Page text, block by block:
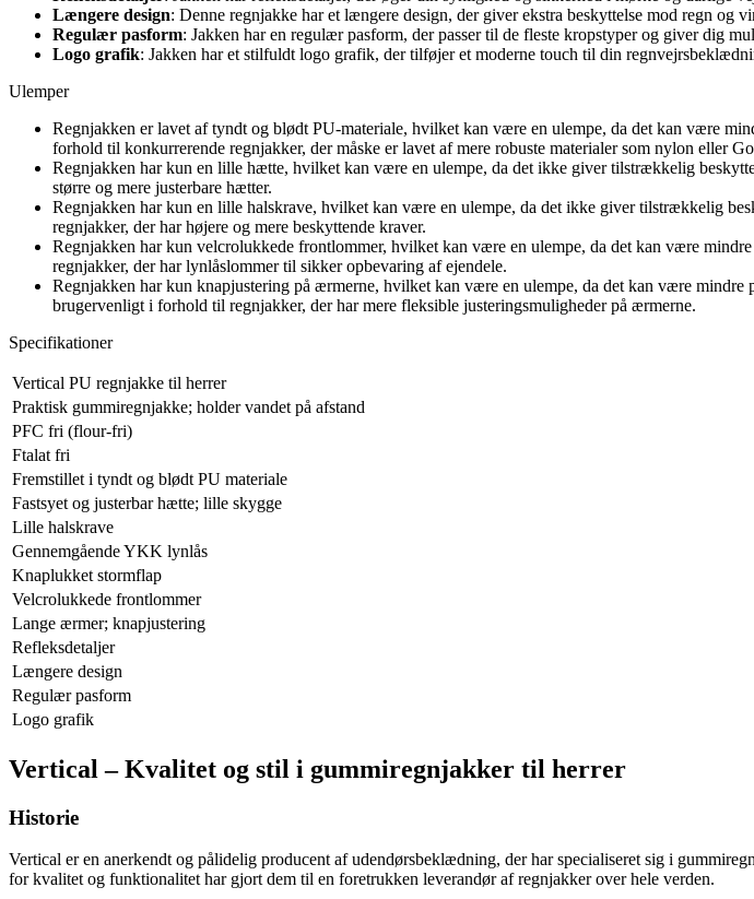
Længere design: Denne regnjakke har et længere design, der giver ekstra beskyttelse mod regn og
Regulær pasform: Jakken har en regulær pasform, der passer til de fleste kropstyper og giver dig
Logo grafik: Jakken har et stilfuldt logo grafik, der tilføjer et moderne touch til din
Ulemper
Regnjakken er lavet af tyndt og blødt PU-materiale, hvilket kan være en ulempe, da det kan være
forhold til konkurrerende regnjakker, der måske er lavet af mere robuste materialer som nylon eller
Regnjakken har kun en lille hætte, hvilket kan være en ulempe, da det ikke giver tilstrækkelig
større og mere justerbare hætter.
Regnjakken har kun en lille halskrave, hvilket kan være en ulempe, da det ikke giver tilstrækkelig
regnjakker, der har højere og mere beskyttende kraver.
Regnjakken har kun velcrolukkede frontlommer, hvilket kan være en ulempe, da det kan være
regnjakker, der har lynlåslommer til sikker opbevaring af ejendele.
Regnjakken har kun knapjustering på ærmerne, hvilket kan være en ulempe, da det kan være
brugervenligt i forhold til regnjakker, der har mere fleksible justeringsmuligheder på ærmerne.
Specifikationer
Vertical PU regnjakke til herrer
Praktisk gummiregnjakke; holder vandet på afstand
PFC fri (flour-fri)
Ftalat fri
Fremstillet i tyndt og blødt PU materiale
Fastsyet og justerbar hætte; lille skygge
Lille halskrave
Gennemgående YKK lynlås
Knaplukket stormflap
Velcrolukkede frontlommer
Lange ærmer; knapjustering
Refleksdetaljer
Længere design
Regulær pasform
Logo grafik
Vertical – Kvalitet og stil i gummiregnjakker til herrer
Historie
Vertical er en anerkendt og pålidelig producent af udendørsbeklædning, der har specialiseret sig i
for kvalitet og funktionalitet har gjort dem til en foretrukken leverandør af regnjakker over hele verden.